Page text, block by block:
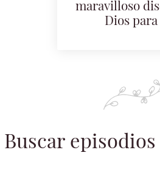
maravilloso
Dios
Buscar